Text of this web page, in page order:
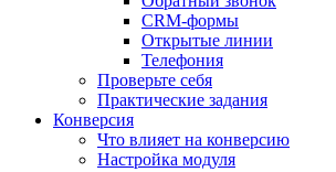
CRM-формы
Открытые линии
Телефония
Проверьте себя
Практические задания
Конверсия
Что влияет на конверсию
Настройка модуля